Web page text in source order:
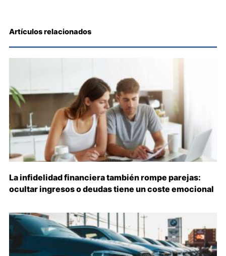
Artículos relacionados
La infidelidad financiera también rompe parejas:
ocultar ingresos o deudas tiene un coste emocional